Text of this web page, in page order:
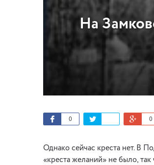
На
0 0
Однако сейчас креста нет. В
«креста желаний» не было, так